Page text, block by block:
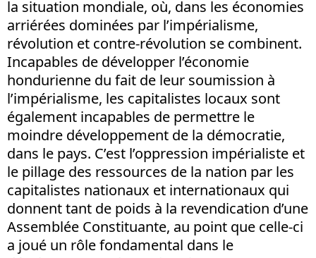
la situation mondiale, où, dans les économies
arriérées dominées par l’impérialisme,
révolution et contre-révolution se combinent.
Incapables de développer l’économie
hondurienne du fait de leur soumission à
l’impérialisme, les capitalistes locaux sont
également incapables de permettre le
moindre développement de la démocratie,
dans le pays. C’est l’oppression impérialiste et
le pillage des ressources de la nation par les
capitalistes nationaux et internationaux qui
donnent tant de poids à la revendication d’une
Assemblée Constituante, au point que celle-ci
a joué un rôle fondamental dans le